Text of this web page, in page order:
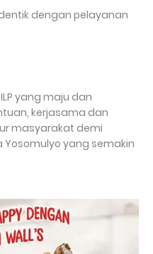
dengan pelayanan
yang maju dan
kerjasama dan
masyarakat demi
yang semakin